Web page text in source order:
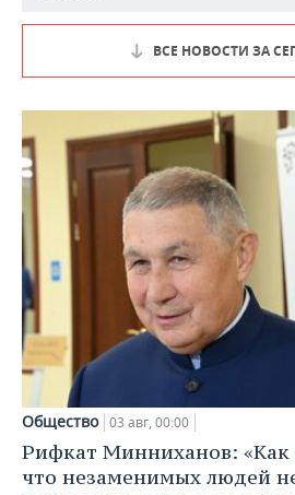
ВСЕ НОВОСТИ ЗА
Общество 03 авг, 00:00
Рифкат Минниханов: «Как
что незаменимых людей